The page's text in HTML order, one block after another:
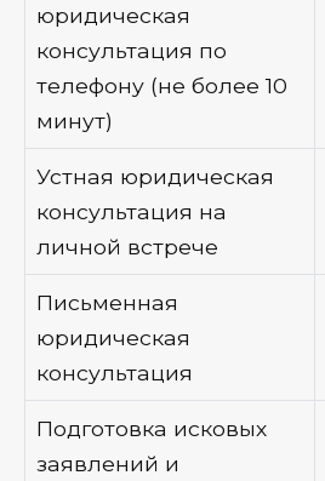
юридическая
консультация по
телефону (не более 10
минут)
Устная юридическая
консультация на
личной встрече
Письменная
юридическая
консультация
Подготовка исковых
заявлений и